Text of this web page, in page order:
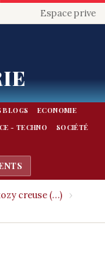
Espace prive
BLOGS
ECONOMIE
- TECHNO
SOCIÉTÉ
creuse (…)
›